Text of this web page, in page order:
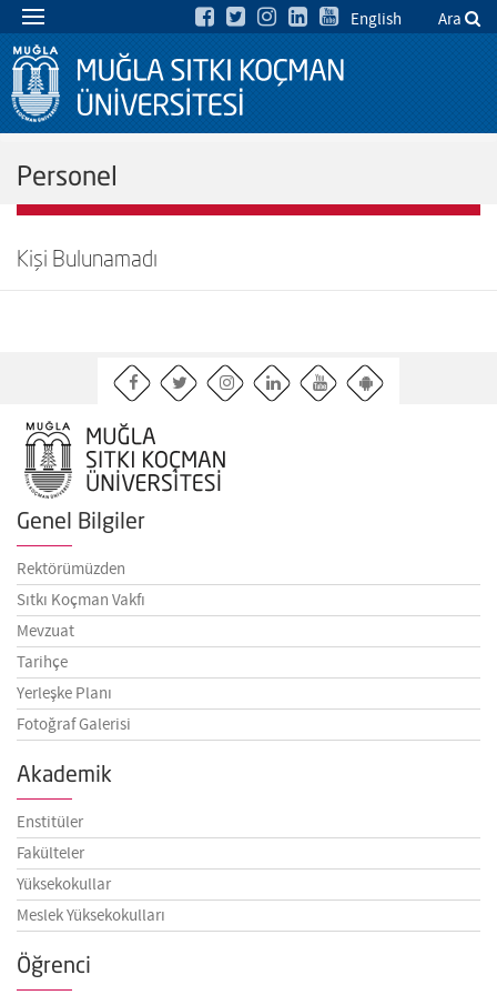
English Ara
Personel
Kişi Bulunamadı
Genel Bilgiler
Rektörümüzden
Sıtkı Koçman Vakfı
Mevzuat
Tarihçe
Yerleşke Planı
Fotoğraf Galerisi
Akademik
Enstitüler
Fakülteler
Yüksekokullar
Meslek Yüksekokulları
Öğrenci